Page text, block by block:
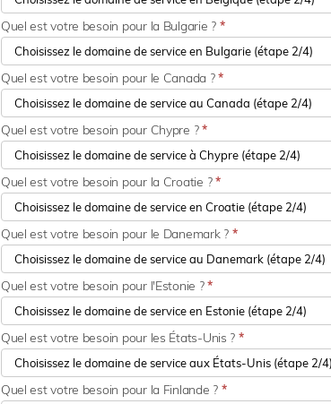
Quel est votre besoin pour la Bulgarie ? *
Quel est votre besoin pour le Canada ?*
Quel est votre besoin pour Chypre ?*
Quel est votre besoin pour la Croatie ?*
Quel est votre besoin pour le Danemark ? *
Quel est votre besoin pour l'Estonie ?*
Quel est votre besoin pour les États-Unis ? *
Quel est votre besoin pour la Finlande ? *